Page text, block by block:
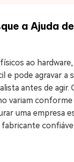
a Ajuda
ao
e pode agravar a
antes de agir.
variam
uma empresa
fabricante